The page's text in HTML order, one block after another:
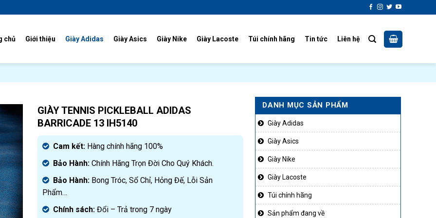
chủ Giới thiệu Giày Adidas Giày Asics Giày Nike Giày Lacoste Túi chính hãng Tin tức Liên hệ
DANH MỤC SẢN PHẨM
Giày Adidas
Giày Asics
Giày Nike
Giày Lacoste
Túi chính hãng
Sản phẩm đang về
GIÀY TENNIS PICKLEBALL ADIDAS
BARRICADE 13 IH5140
Cam kết: Hàng chính hãng 100%
Bảo Hành: Chính Hãng Trọn Đời Cho Quý Khách.
Bảo Hành: Bong Tróc, Sổ Chỉ, Hỏng Đế, Lỗi Sản
Phẩm…
Chính sách: Đổi – Trả trong 7 ngày